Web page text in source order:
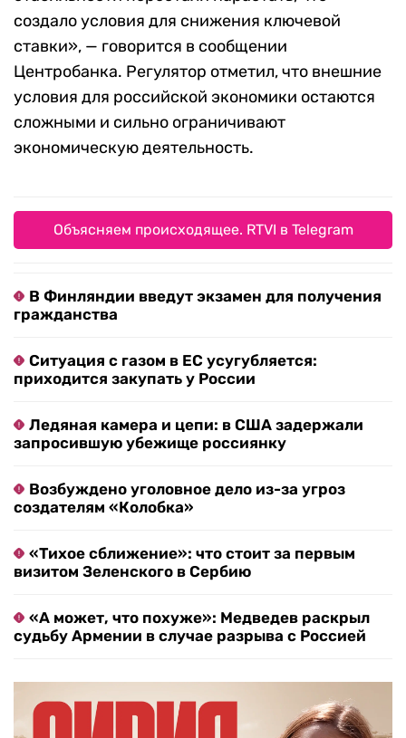
создало условия для снижения ключевой
ставки», — говорится в сообщении
Центробанка. Регулятор отметил, что внешние
условия для российской экономики остаются
сложными и сильно ограничивают
экономическую деятельность.
Объясняем происходящее. RTVI в Telegram
В Финляндии введут экзамен для получения
гражданства
Ситуация с газом в ЕС усугубляется:
приходится закупать у России
Ледяная камера и цепи: в США задержали
запросившую убежище россиянку
Возбуждено уголовное дело из-за угроз
создателям «Колобка»
«Тихое сближение»: что стоит за первым
визитом Зеленского в Сербию
«А может, что похуже»: Медведев раскрыл
судьбу Армении в случае разрыва с Россией